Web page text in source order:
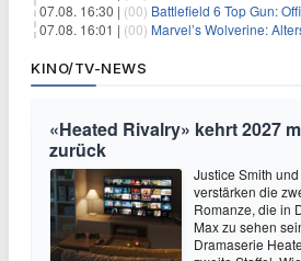
07.08. 16:30 | (00) Battlefield 6 Top Gun: Offizielles
07.08. 16:01 | (00) Marvel’s Wolverine: Altersfreigabe
KINO/TV-NEWS
«Heated Rivalry» kehrt 2027
zurück
Justice Smith
verstärken die
Romanze, die in
Max zu sehen
Dramaserie